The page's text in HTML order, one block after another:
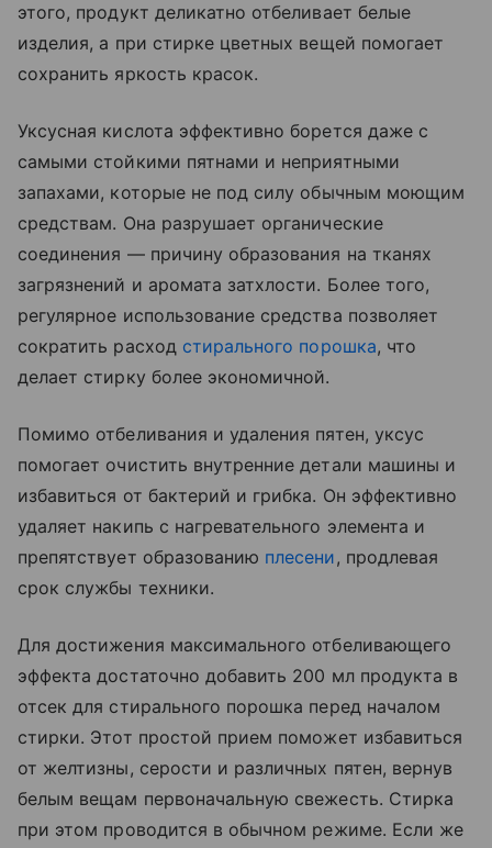
этого, продукт деликатно отбеливает белые
изделия, а при стирке цветных вещей помогает
сохранить яркость красок.
Уксусная кислота эффективно борется даже с
самыми стойкими пятнами и неприятными
запахами, которые не под силу обычным моющим
средствам. Она разрушает органические
соединения — причину образования на тканях
загрязнений и аромата затхлости. Более того,
регулярное использование средства позволяет
сократить расход стирального порошка, что
делает стирку более экономичной.
Помимо отбеливания и удаления пятен, уксус
помогает очистить внутренние детали машины и
избавиться от бактерий и грибка. Он эффективно
удаляет накипь с нагревательного элемента и
препятствует образованию плесени, продлевая
срок службы техники.
Для достижения максимального отбеливающего
эффекта достаточно добавить 200 мл продукта в
отсек для стирального порошка перед началом
стирки. Этот простой прием поможет избавиться
от желтизны, серости и различных пятен, вернув
белым вещам первоначальную свежесть. Стирка
при этом проводится в обычном режиме. Если же